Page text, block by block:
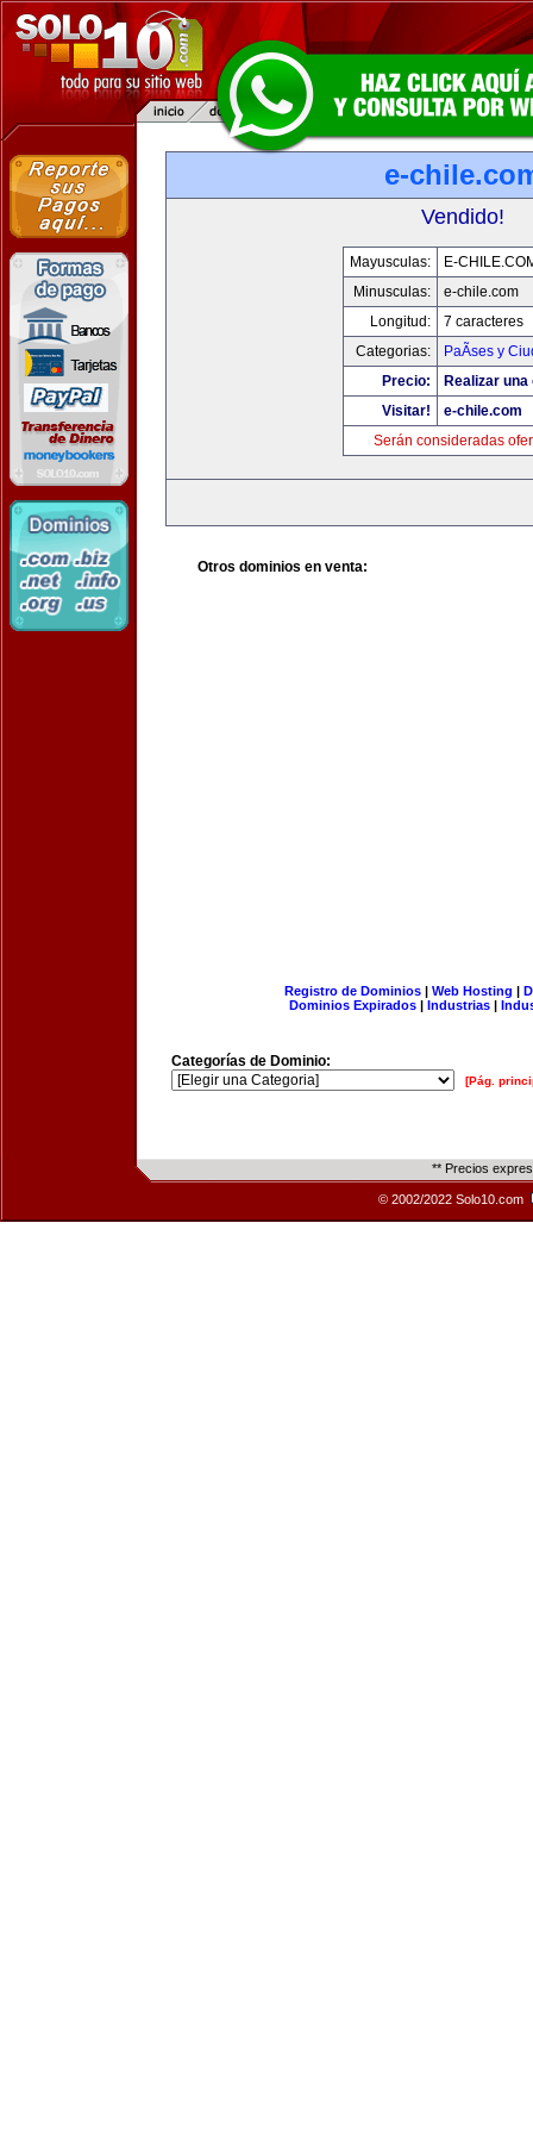
e-
Vendido!
Mayusculas:
E-
Minusculas:
e-chile.com
Longitud:
7 caracteres
Categorias:
PaÃ­ses y
Precio:
Realizar
Visitar!
e-chile.com
Serán consideradas
Otros dominios en venta:
Registro de Dominios| Web Hosting |
Dominios Expirados | Industrias |
Categorías de Dominio:
[Pág.
** Precios
© 2002/2022 Solo10.com